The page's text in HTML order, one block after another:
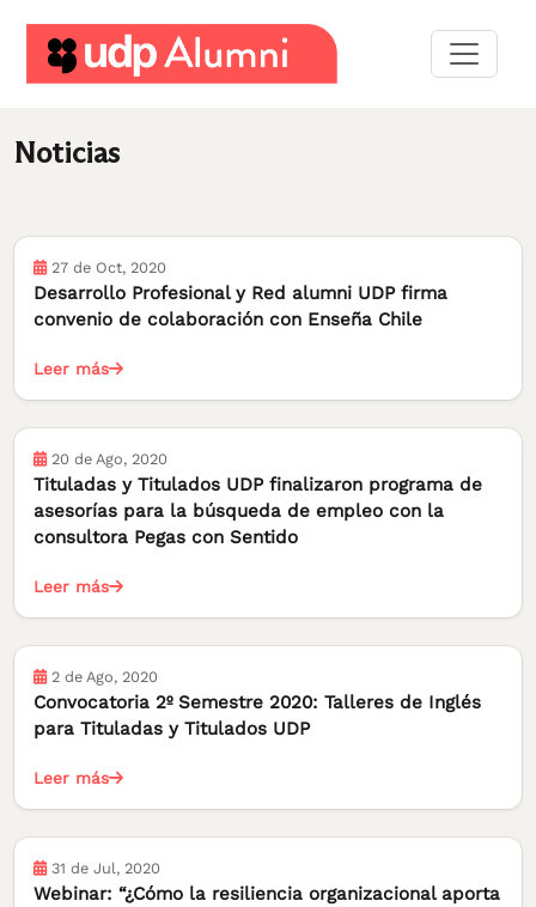
profesional
red
Servicios
Noticias
27 de Oct, 2020
Desarrollo Profesional y Red alumni UDP firma
convenio de colaboración con Enseña Chile
Leer más
20 de Ago, 2020
Tituladas y Titulados UDP finalizaron programa de
asesorías para la búsqueda de empleo con la
consultora Pegas con Sentido
Leer más
2 de Ago, 2020
Convocatoria 2º Semestre 2020: Talleres de Inglés
para Tituladas y Titulados UDP
Leer más
31 de Jul, 2020
Webinar: “¿Cómo la resiliencia organizacional aporta